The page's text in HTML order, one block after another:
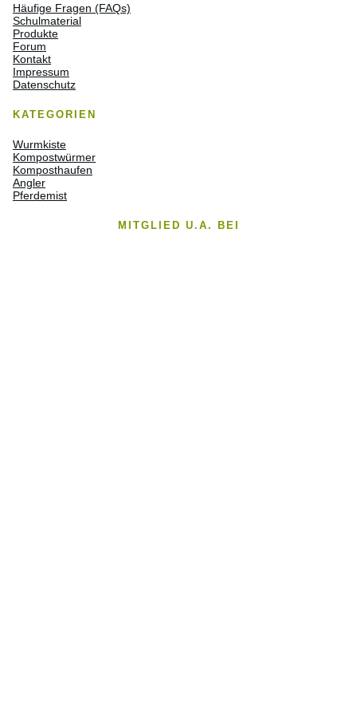
Häufige Fragen (FAQs)
Schulmaterial
Produkte
Forum
Kontakt
Impressum
Datenschutz
KATEGORIEN
Wurmkiste
Kompostwürmer
Komposthaufen
Angler
Pferdemist
MITGLIED U.A. BEI